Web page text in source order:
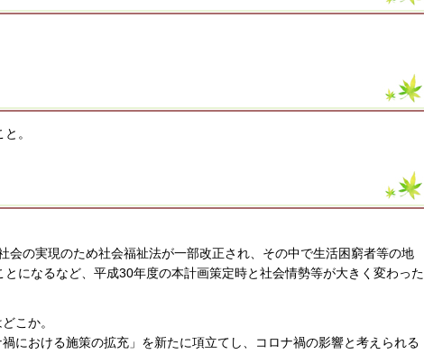
。
会の実現のため社会福祉法が一部改正され、その中で生活困窮者等の地
になるなど、平成30年度の本計画策定時と社会情勢等が大きく変わった
こか。
における施策の拡充」を新たに項立てし、コロナ禍の影響と考えられる